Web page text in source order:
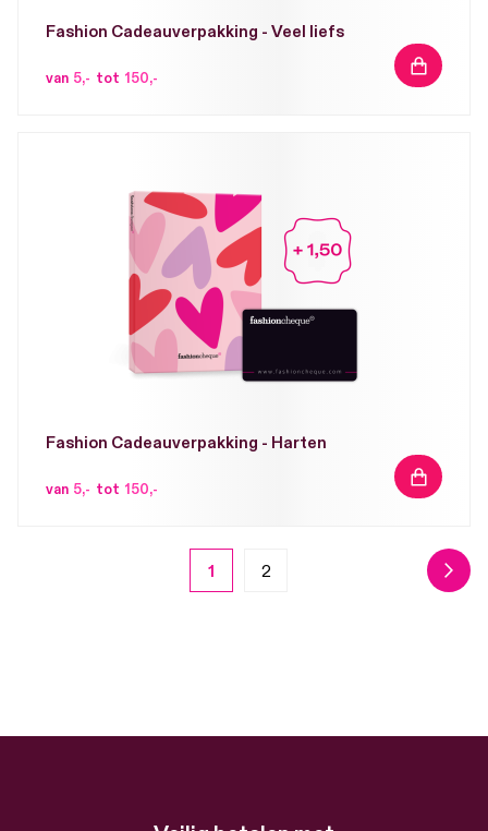
Fashion Cadeauverpakking - Veel liefs
van 5,- tot 150,-
IN
Fashion Cadeauverpakking - Harten
van 5,- tot 150,-
IN
Pagina
U
1
Pagina
2